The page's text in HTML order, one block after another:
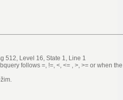
512, Level 16, State 1, Line 1
follows =, !=, <, <= , >, >= or when